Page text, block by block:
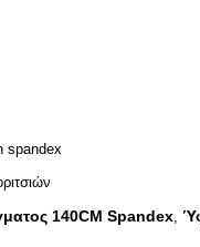
spandex
140CM Spandex,